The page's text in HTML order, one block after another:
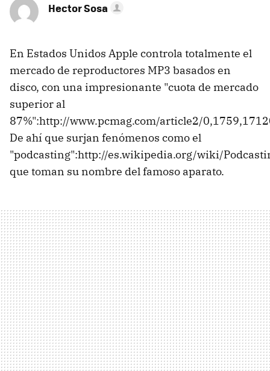
Hector Sosa
En Estados Unidos Apple controla totalmente el
mercado de reproductores MP3 basados en
disco, con una impresionante "cuota de mercado
superior al
87%":http://www.pcmag.com/article2/
De ahí que surjan fenómenos como el
"podcasting":http://es.wikipedia.org/wiki/
que toman su nombre del famoso aparato.